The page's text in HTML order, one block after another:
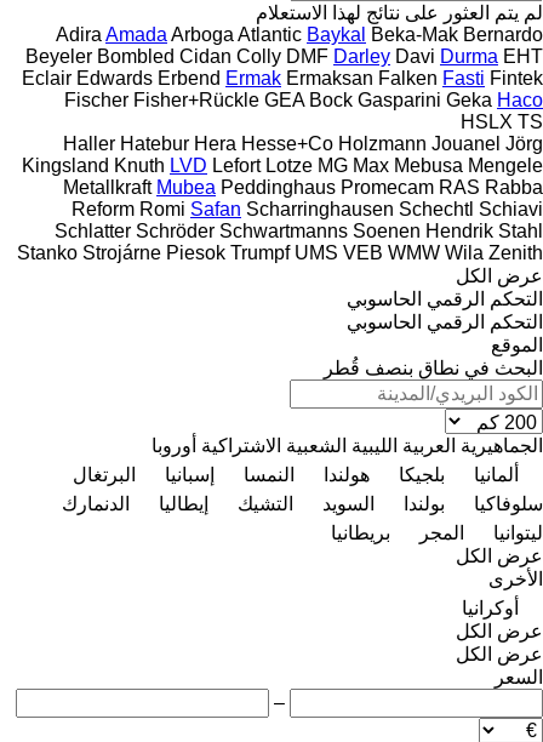
لم يتم العثور على نتائج لهذا الاستعلام
Adira Amada Arboga Atlantic Baykal Beka-Mak Bernardo
Beyeler Bombled Cidan Colly DMF Darley Davi Durma EHT
Eclair Edwards Erbend Ermak Ermaksan Falken Fasti Fintek
Fischer Fisher+Rückle GEA Bock Gasparini Geka Haco
HSLX TS
Haller Hatebur Hera Hesse+Co Holzmann Jouanel Jörg
Kingsland Knuth LVD Lefort Lotze MG Max Mebusa Mengele
Metallkraft Mubea Peddinghaus Promecam RAS Rabba
Reform Romi Safan Scharringhausen Schechtl Schiavi
Schlatter Schröder Schwartmanns Soenen Hendrik Stahl
Stanko Strojárne Piesok Trumpf UMS VEB WMW Wila Zenith
عرض الكل
التحكم الرقمي الحاسوبي
التحكم الرقمي الحاسوبي
الموقع
البحث في نطاق بنصف قُطر
الجماهيرية العربية الليبية الشعبية الاشتراكية أوروبا
ألمانيا
بلجيكا هولندا النمسا إسبانيا
البرتغال
سلوفاكيا
بولندا السويد التشيك إيطاليا
الدنمارك
ليتوانيا
المجر
بريطانيا
عرض الكل
الأخرى
أوكرانيا
عرض الكل
عرض الكل
السعر
–